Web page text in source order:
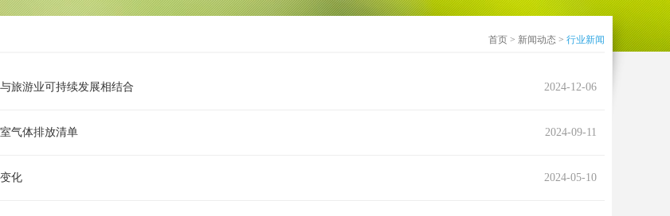
首页 > 新闻动态 > 行业新闻
2024-12-06
旅游业可持续发展相结合
2024-09-11
气体排放清单
2024-05-10
化